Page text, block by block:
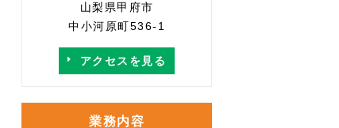
山梨県甲府市
中小河原町536-1
アクセスを見る
業務内容